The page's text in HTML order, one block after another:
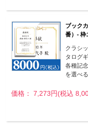
ブック
番）- 枠
クラシ
タログ
各種記
を選べ
価格： 7,273円(税込